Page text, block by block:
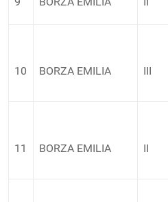
10 BORZA EMILIA III
11 BORZA EMILIA II